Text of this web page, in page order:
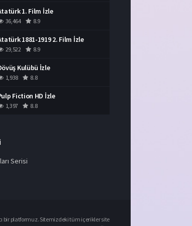
1. Film İzle
36,464 8.9
1881-1919 2. Film İzle
29,522 8.9
Kulübü İzle
1,938 8.8
Fiction HD İzle
1,397 8.8
Serisi
bir platformuz. Sitemizdeki tüm içerikler site